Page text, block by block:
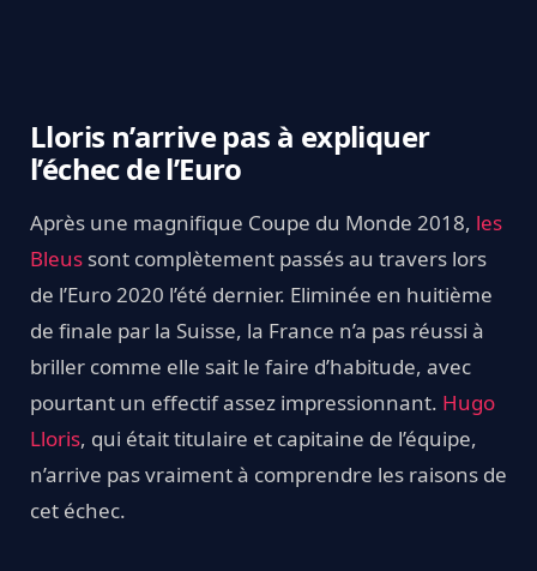
Lloris n’arrive pas à expliquer
l’échec de l’Euro
Après une magnifique Coupe du Monde 2018, les
Bleus sont complètement passés au travers lors
de l’Euro 2020 l’été dernier. Eliminée en huitième
de finale par la Suisse, la France n’a pas réussi à
briller comme elle sait le faire d’habitude, avec
pourtant un effectif assez impressionnant. Hugo
Lloris, qui était titulaire et capitaine de l’équipe,
n’arrive pas vraiment à comprendre les raisons de
cet échec.